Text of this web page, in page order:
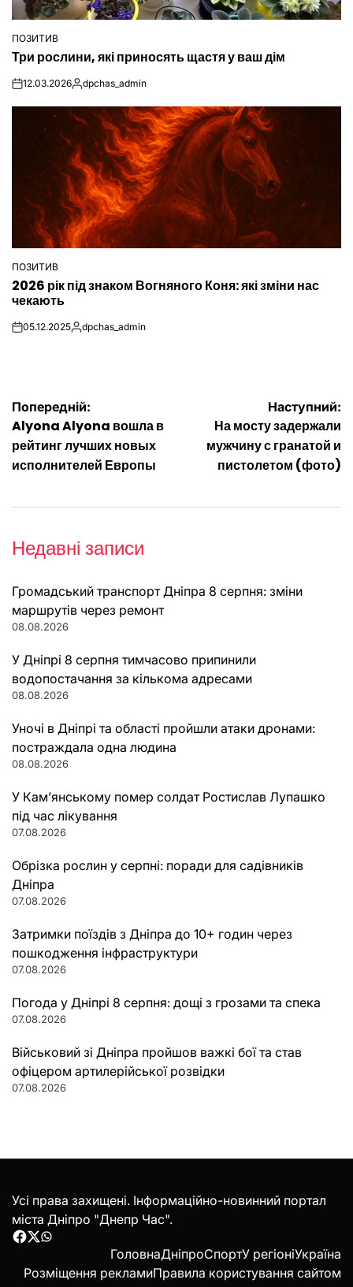
ОПУБЛІКУВАТИ
ПОЗИТИВ
Три рослини, які приносять щастя у ваш дім
on12.03.2026Опубліковано
dpchas_admin
ОПУБЛІКУВАТИ
У
ПОЗИТИВ
2026 рік під знаком Вогняного Коня: які зміни нас
чекають
on05.12.2025Опубліковано
dpchas_admin
Навігація
записів
Попередній:
Alyona Alyona вошла в
рейтинг лучших новых
исполнителей Европы
Наступний:
На мосту задержали
мужчину с гранатой и
пистолетом (фото)
Недавні записи
Громадський транспорт Дніпра 8 серпня: зміни
маршрутів через ремонт
08.08.2026
У Дніпрі 8 серпня тимчасово припинили
водопостачання за кількома адресами
08.08.2026
Уночі в Дніпрі та області пройшли атаки дронами:
постраждала одна людина
08.08.2026
У Кам’янському помер солдат Ростислав Лупашко
під час лікування
07.08.2026
Обрізка рослин у серпні: поради для садівників
Дніпра
07.08.2026
Затримки поїздів з Дніпра до 10+ годин через
пошкодження інфраструктури
07.08.2026
Погода у Дніпрі 8 серпня: дощі з грозами та спека
07.08.2026
Військовий зі Дніпра пройшов важкі бої та став
офіцером артилерійської розвідки
07.08.2026
Усі права захищені. Інформаційно-новинний портал
міста Дніпро "Днепр Час".
Facebook
Twitter
WhatsApp
ГоловнаДніпроСпортУ регіоніУкраїна
Розміщення рекламиПравила користування сайтом